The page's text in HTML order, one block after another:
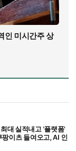
인 미시간주 상
대 실적내고 '플랫폼'
이츠 들여오고, AI 인